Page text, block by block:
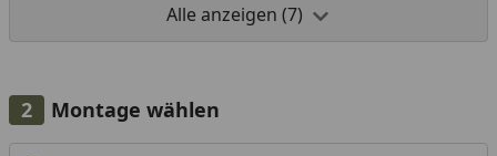
Alle anzeigen (7)
Montage wählen